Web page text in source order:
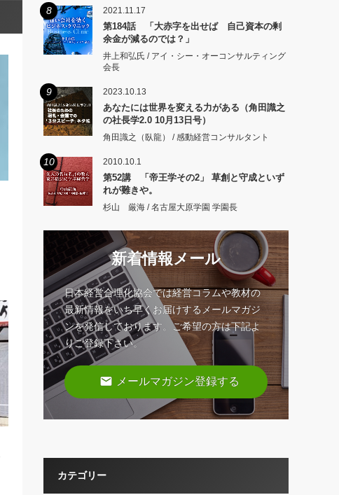
8 2021.11.17
第184話 「大赤字を出せば 自己資本の剰
余金が減るのでは？」
井上和弘氏 / アイ・シー・オーコンサルティング
会長
9 2023.10.13
あなたには世界を変える力がある（角田識之
の社長学2.0 10月13日号）
角田識之（臥龍） / 感動経営コンサルタント
10 2010.10.1
第52講 「帝王学その2」 草創と守成といず
れが難きや。
杉山 厳海 / 名古屋大原学園 学園長
新着情報メール
日本経営合理化協会では経営コラムや教材の
最新情報をいち早くお届けするメールマガジ
ンを発信しております。ご希望の方は下記よ
りご登録下さい。
email メールマガジン登録する
カテゴリー